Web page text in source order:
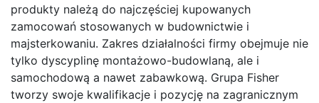
produkty należą do najczęściej kupowanych
zamocowań stosowanych w budownictwie i
majsterkowaniu. Zakres działalności firmy obejmuje nie
tylko dyscyplinę montażowo-budowlaną, ale i
samochodową a nawet zabawkową. Grupa Fisher
tworzy swoje kwalifikacje i pozycję na zagranicznym